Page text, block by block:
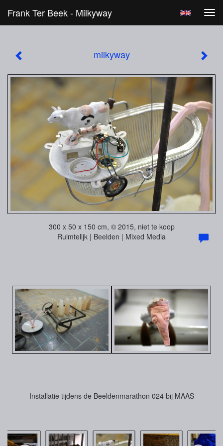
Frank Ter Beek - Milkyway
milkyway
300 x 50 x 150 cm, © 2015, niet te koop
Ruimtelijk | Beelden | Mixed Media
Installatie tijdens de Beeldenmarathon 024 bij MAAS